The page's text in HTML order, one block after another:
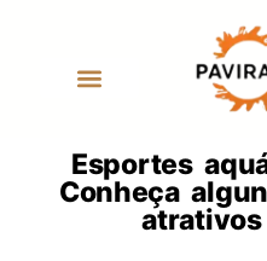
Esportes
Conheça